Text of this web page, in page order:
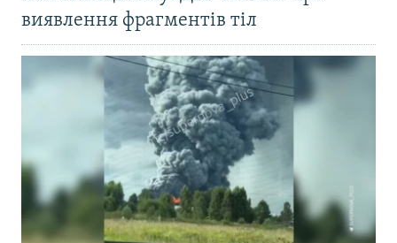
виявлення фрагментів тіл